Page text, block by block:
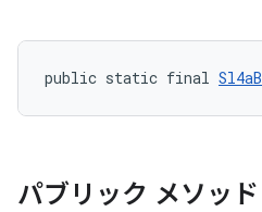
public static final
パブリック メソッド